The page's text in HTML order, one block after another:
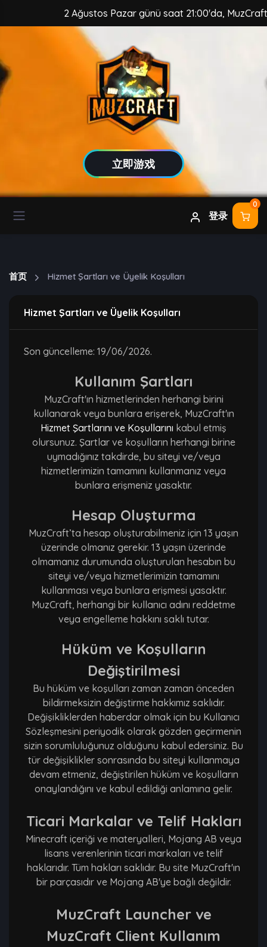
2 Ağustos Pazar günü saat 21:00'da, MuzCraft
立即游戏
登录
0
首页 Hizmet Şartları ve Üyelik Koşulları
Hizmet Şartları ve Üyelik Koşulları
Son güncelleme: 19/06/2026.
Kullanım Şartları
MuzCraft'ın hizmetlerinden herhangi birini
kullanarak veya bunlara erişerek, MuzCraft'ın
Hizmet Şartlarını ve Koşullarını kabul etmiş
olursunuz. Şartlar ve koşulların herhangi birine
uymadığınız takdirde, bu siteyi ve/veya
hizmetlerimizin tamamını kullanmanız veya
bunlara erişmeniz yasaktır.
Hesap Oluşturma
MuzCraft’ta hesap oluşturabilmeniz için 13 yaşın
üzerinde olmanız gerekir. 13 yaşın üzerinde
olmamanız durumunda oluşturulan hesabın bu
siteyi ve/veya hizmetlerimizin tamamını
kullanması veya bunlara erişmesi yasaktır.
MuzCraft, herhangi bir kullanıcı adını reddetme
veya engelleme hakkını saklı tutar.
Hüküm ve Koşulların
Değiştirilmesi
Bu hüküm ve koşulları zaman zaman önceden
bildirmeksizin değiştirme hakkımız saklıdır.
Değişikliklerden haberdar olmak için bu Kullanıcı
Sözleşmesini periyodik olarak gözden geçirmenin
sizin sorumluluğunuz olduğunu kabul edersiniz. Bu
tür değişiklikler sonrasında bu siteyi kullanmaya
devam etmeniz, değiştirilen hüküm ve koşulların
onaylandığını ve kabul edildiği anlamına gelir.
Ticari Markalar ve Telif Hakları
Minecraft içeriği ve materyalleri, Mojang AB veya
lisans verenlerinin ticari markaları ve telif
haklarıdır. Tüm hakları saklıdır. Bu site MuzCraft'ın
bir parçasıdır ve Mojang AB'ye bağlı değildir.
MuzCraft Launcher ve
MuzCraft Client Kullanım